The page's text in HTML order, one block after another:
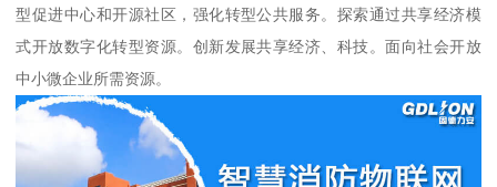
型促进中心和开源社区，强化转型公共服务。探索通过共享经济模
式开放数字化转型资源。创新发展共享经济、科技。面向社会开放
中小微企业所需资源。